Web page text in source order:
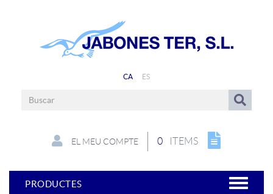
CA ES
0 ITEMS
EL MEU COMPTE
PRODUCTES